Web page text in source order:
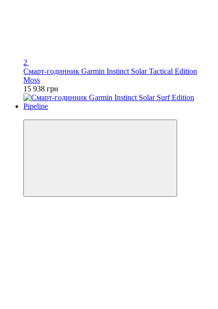
2
Смарт-годинник Garmin Instinct Solar Tactical Edition
Moss
15 938 грн